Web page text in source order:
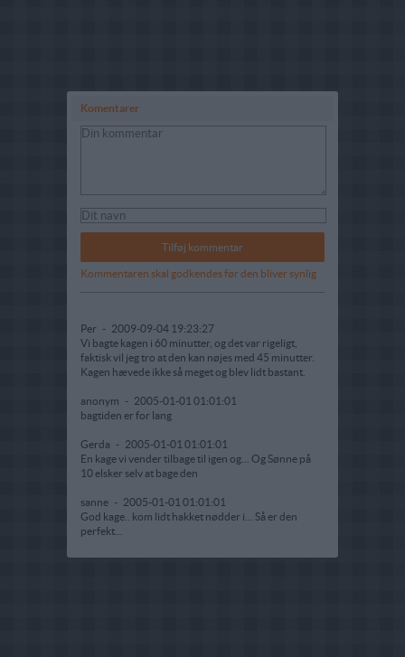
Komentarer
Kommentaren skal godkendes før den bliver synlig
Per - 2009-09-04 19:23:27
Vi bagte kagen i 60 minutter, og det var rigeligt,
faktisk vil jeg tro at den kan nøjes med 45 minutter.
Kagen hævede ikke så meget og blev lidt bastant.
anonym - 2005-01-01 01:01:01
bagtiden er for lang
Gerda - 2005-01-01 01:01:01
En kage vi vender tilbage til igen og... Og Sønne på
10 elsker selv at bage den
sanne - 2005-01-01 01:01:01
God kage.. kom lidt hakket nødder i... Så er den
perfekt...